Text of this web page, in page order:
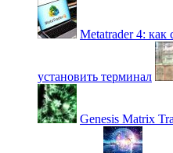
Metatrader 4: как
установить терминал
Genesis Matrix